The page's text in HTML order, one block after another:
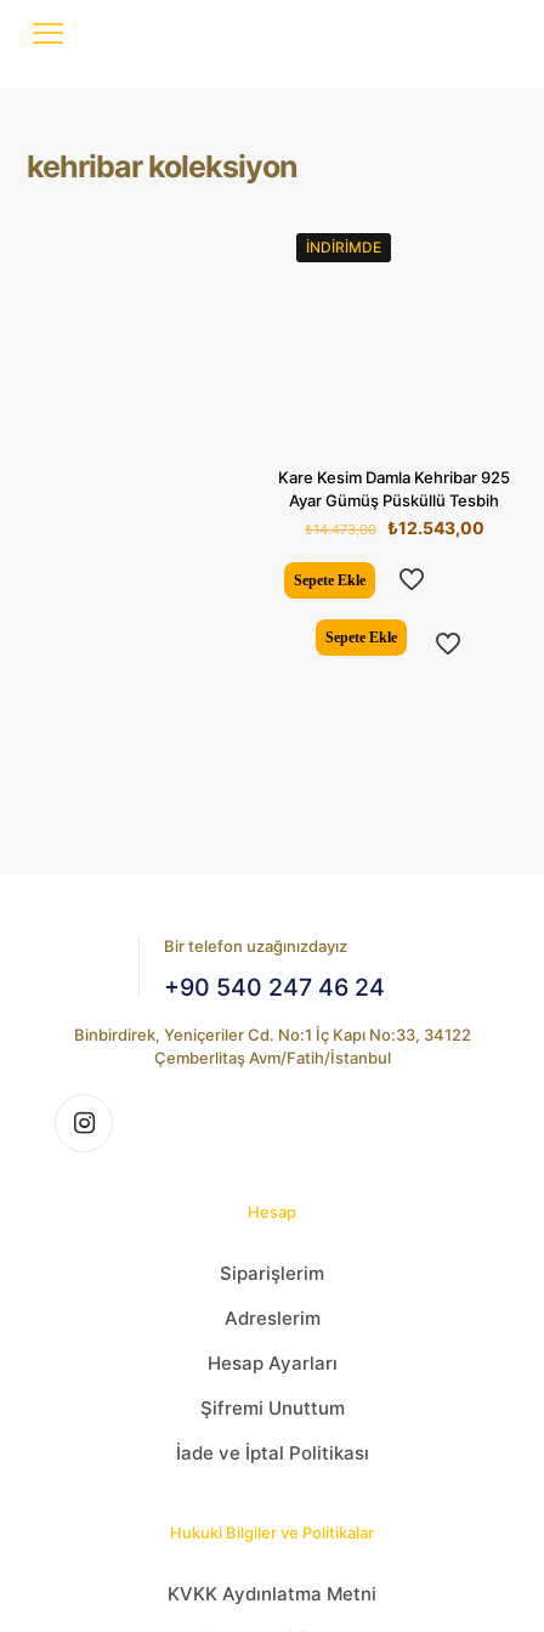
kehribar koleksiyon
İNDIRIMDE
Kare Kesim Damla Kehribar 925
Ayar Gümüş Püsküllü Tesbih
₺14.473,00
Orijinal
₺14.473,00.
₺12.543,00Şu
Sepete Ekle
Sepete Ekle
Bir telefon uzağınızdayız
+90 540 247 46 24
Binbirdirek, Yeniçeriler Cd. No:1 İç Kapı No:33, 34122
Çemberlitaş Avm/Fatih/İstanbul
Hesap
Siparişlerim
Adreslerim
Hesap Ayarları
Şifremi Unuttum
İade ve İptal Politikası
Hukuki Bilgiler ve Politikalar
KVKK Aydınlatma Metni